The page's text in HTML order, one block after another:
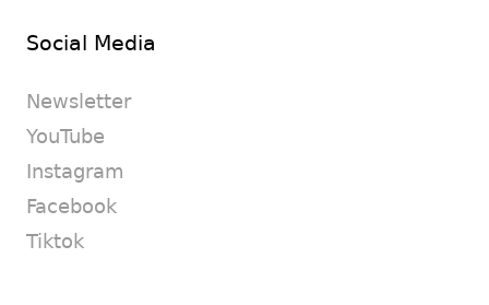
Social Media
Newsletter
YouTube
Instagram
Facebook
Tiktok